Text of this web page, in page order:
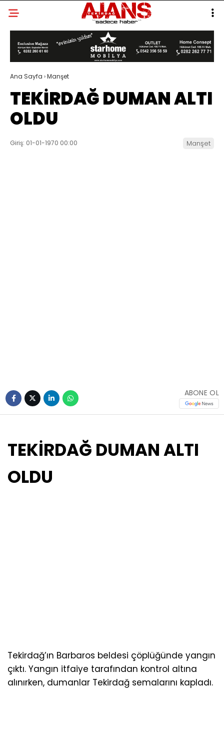
Ana Sayfa ›Manşet
TEKİRDAĞ DUMAN ALTI
OLDU
Giriş: 01-01-1970 00:00 Manşet
ABONE OL
TEKİRDAĞ DUMAN ALTI
OLDU
Tekirdağ’ın Barbaros beldesi çöplüğünde yangın
çıktı. Yangın itfaiye tarafından kontrol altına
alınırken, dumanlar Tekirdağ semalarını kapladı.